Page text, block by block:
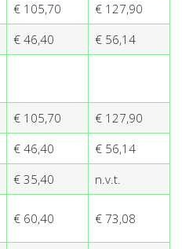
€ 105,70
€ 127,90
€ 46,40
€ 56,14
€ 105,70
€ 127,90
€ 46,40
€ 56,14
€ 35,40
n.v.t.
€ 60,40 € 73,08